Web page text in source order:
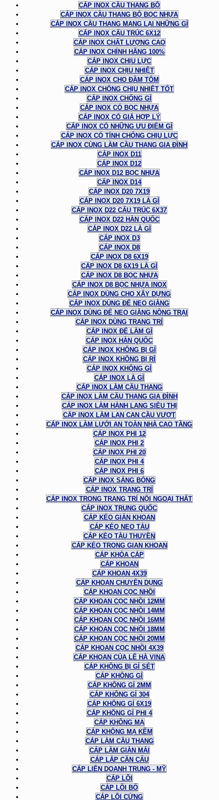
CÁP INOX CẦU THANG BỘ
CÁP INOX CẦU THANG BỘ BỌC NHỰA
CÁP INOX CẦU THANG MANG LẠI NHỮNG GÌ
CÁP INOX CẤU TRÚC 6X12
CÁP INOX CHẤT LƯỢNG CAO
CÁP INOX CHÍNH HÃNG 100%
CÁP INOX CHỊU LỰC
CÁP INOX CHỊU NHIỆT
CÁP INOX CHO ĐẦM TÔM
CÁP INOX CHỐNG CHỊU NHIỆT TỐT
CÁP INOX CHỐNG GỈ
CÁP INOX CÓ BỌC NHỰA
CÁP INOX CÓ GIÁ HỢP LÝ
CÁP INOX CÓ NHỮNG ƯU ĐIỂM GÌ
CÁP INOX CÓ TÍNH CHỐNG CHỊU LỰC
CÁP INOX CÙNG LÀM CẦU THANG GIA ĐÌNH
CÁP INOX D11
CÁP INOX D12
CÁP INOX D12 BỌC NHỰA
CÁP INOX D14
CÁP INOX D20 7X19
CÁP INOX D20 7X19 LÀ GÌ
CÁP INOX D22 CẤU TRÚC 6X37
CÁP INOX D22 HÀN QUỐC
CÁP INOX D22 LÀ GÌ
CÁP INOX D3
CÁP INOX D8
CÁP INOX D8 6X19
CÁP INOX D8 6X19 LÀ GÌ
CÁP INOX D8 BỌC NHỰA
CÁP INOX D8 BỌC NHỰA INOX
CÁP INOX DÙNG CHO XÂY DỰNG
CÁP INOX DÙNG ĐỂ NEO GIẰNG
CÁP INOX DÙNG ĐỂ NEO GIẰNG NÔNG TRẠI
CÁP INOX DÙNG TRANG TRÍ
CÁP INOX ĐỂ LÀM GÌ
CÁP INOX HÀN QUỐC
CÁP INOX KHÔNG BỊ GỈ
CÁP INOX KHÔNG BỊ RỈ
CÁP INOX KHÔNG GỈ
CÁP INOX LÀ GÌ
CÁP INOX LÀM CẦU THANG
CÁP INOX LÀM CẦU THANG GIA ĐÌNH
CÁP INOX LÀM HÀNH LANG SIÊU THỊ
CÁP INOX LÀM LAN CAN CẦU VƯỢT
CÁP INOX LÀM LƯỚI AN TOÀN NHÀ CAO TẦNG
CÁP INOX PHI 12
CÁP INOX PHI 2
CÁP INOX PHI 20
CÁP INOX PHI 4
CÁP INOX PHI 6
CÁP INOX SÁNG BÓNG
CÁP INOX TRANG TRÍ
CÁP INOX TRONG TRANG TRÍ NỘI NGOẠI THẤT
CÁP INOX TRUNG QUỐC
CÁP KÉO GIÀN KHOAN
CÁP KÉO NEO TÀU
CÁP KÉO TÀU THUYỀN
CÁP KÉO TRONG GIAN KHOAN
CÁP KHÓA CÁP
CÁP KHOAN
CÁP KHOAN 4X39
CÁP KHOAN CHUYÊN DỤNG
CÁP KHOAN CỌC NHỒI
CÁP KHOAN CỌC NHỒI 12MM
CÁP KHOAN CỌC NHỒI 14MM
CÁP KHOAN CỌC NHỒI 16MM
CÁP KHOAN CỌC NHỒI 18MM
CÁP KHOAN CỌC NHỒI 20MM
CÁP KHOAN CỌC NHỒI 4X39
CÁP KHOAN CỦA LÊ HÀ VINA
CÁP KHÔNG BỊ GỈ SÉT
CÁP KHÔNG GỈ
CÁP KHÔNG GỈ 2MM
CÁP KHÔNG GỈ 304
CÁP KHÔNG GỈ 6X19
CÁP KHÔNG GỈ PHI 4
CÁP KHÔNG MẠ
CÁP KHÔNG MẠ KẼM
CÁP LÀM CẦU THANG
CÁP LÀM GIÀN MÁI
CÁP LẮP CẦN CẨU
CÁP LIÊN DOANH TRUNG - MỸ
CÁP LÕI
CÁP LÕI BỐ
CÁP LÕI CỨNG